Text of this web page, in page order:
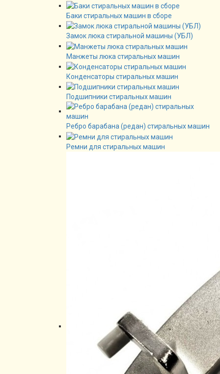
Баки стиральных машин в сборе
Замок люка стиральной машины (УБЛ)
Манжеты люка стиральных машин
Конденсаторы стиральных машин
Подшипники стиральных машин
Ребро барабана (редан) стиральных машин
Ремни для стиральных машин